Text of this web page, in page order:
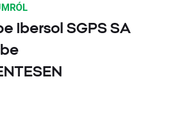
Ibersol SGPS SA